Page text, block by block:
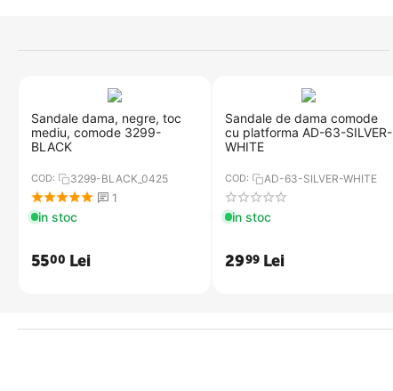
​Sandale dama, negre, toc
mediu, comode 3299-
BLACK
COD: 3299-BLACK_0425
1
in stoc
5500 Lei
Sandale de dama comode
cu platforma​ AD-63-SILVER-
WHITE
COD: AD-63-SILVER-WHITE
in stoc
2999 Lei